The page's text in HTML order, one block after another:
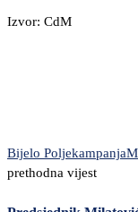
Izvor: CdM
Bijelo Poljekampanja
prethodna vijest